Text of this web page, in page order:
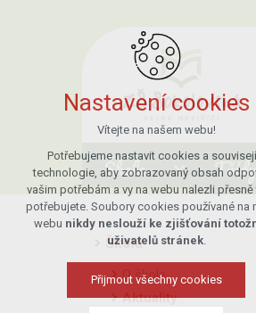
Škola Třídy
Škola
O škole
Aktuality
Nastavení cookies
Vítejte na našem webu!
Potřebujeme nastavit cookies a
technologie, aby zobrazovaný obsah
vašim potřebám a vy na webu nalezli přesně
potřebujete. Soubory cookies používané na
webu nikdy neslouží ke zjišťování
uživatelů stránek.
Přijmout všechny cookies